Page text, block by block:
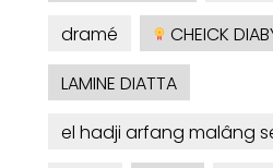
dramé
CHEICK
LAMINE DIATTA
el hadji arfang malâng